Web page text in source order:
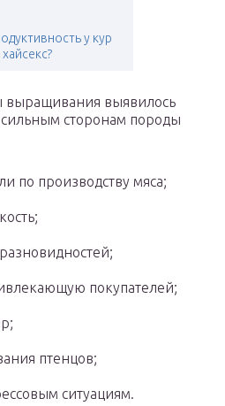
у кур
хайсекс?
выращивания выявилось
сторонам породы
по производству мяса;
покупателей;
птенцов;
ситуациям.